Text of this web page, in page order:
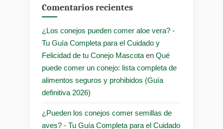
Comentarios recientes
¿Los conejos pueden comer aloe vera? -
Tu Guía Completa para el Cuidado y
Felicidad de tu Conejo Mascota en Qué
puede comer un conejo: lista completa de
alimentos seguros y prohibidos (Guía
definitiva 2026)
¿Pueden los conejos comer semillas de
aves? - Tu Guía Completa para el Cuidado